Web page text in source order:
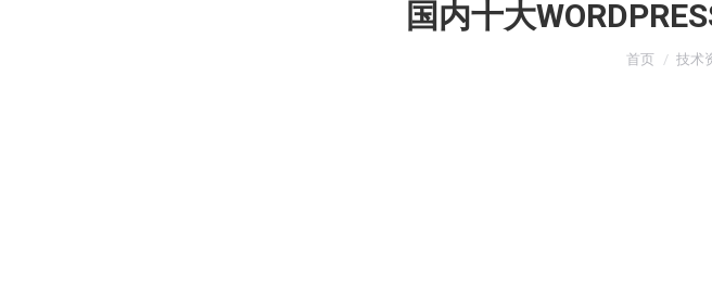
国内十大
您在这里：
首页 技术